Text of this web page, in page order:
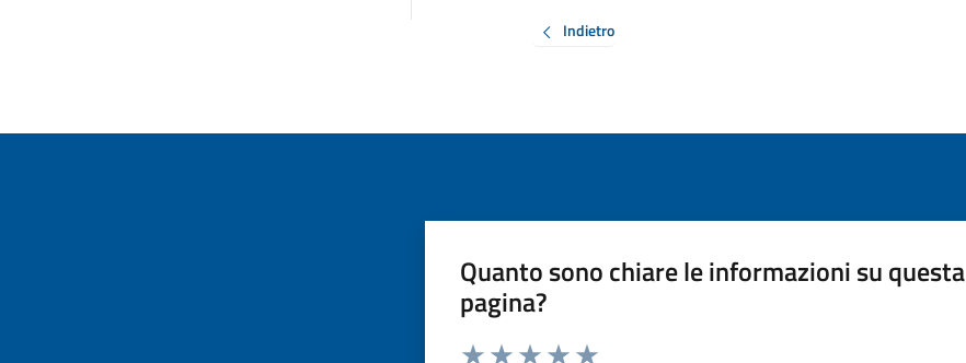
Indietro
Quanto sono chiare le informazioni su questa
pagina?
Valuta da 1 a 5 stelle la pagina